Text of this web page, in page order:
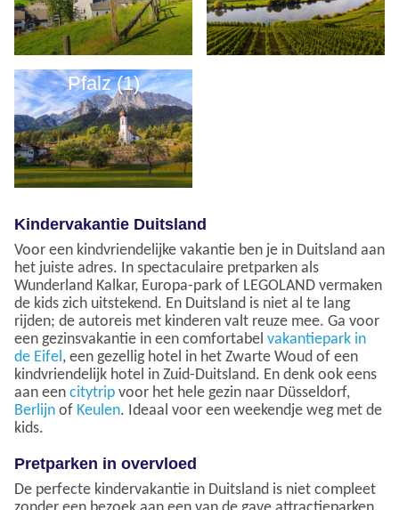
Pfalz (1)
Kindervakantie Duitsland
Voor een kindvriendelijke vakantie ben je in Duitsland aan
het juiste adres. In spectaculaire pretparken als
Wunderland Kalkar, Europa-park of LEGOLAND vermaken
de kids zich uitstekend. En Duitsland is niet al te lang
rijden; de autoreis met kinderen valt reuze mee. Ga voor
een gezinsvakantie in een comfortabel vakantiepark in
de Eifel, een gezellig hotel in het Zwarte Woud of een
kindvriendelijk hotel in Zuid-Duitsland. En denk ook eens
aan een citytrip voor het hele gezin naar Düsseldorf,
Berlijn of Keulen. Ideaal voor een weekendje weg met de
kids.
Pretparken in overvloed
De perfecte kindervakantie in Duitsland is niet compleet